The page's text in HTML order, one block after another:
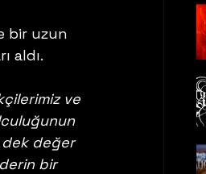
bir uzun
aldı.
ve
dek değer
derin bir